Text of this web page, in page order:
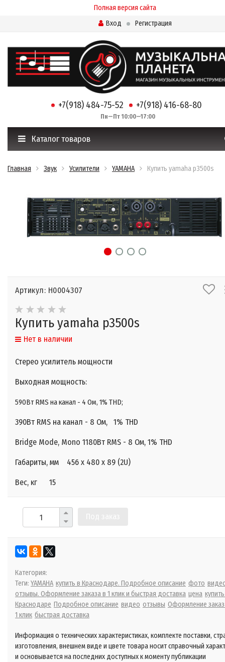
Полная версия сайта
Вход
Регистрация
+7(918) 484-75-52 +7(918) 416-68-80
Пн—Пт 10:00—17:00
Каталог товаров
Главная Звук Усилители YAMAHA Купить yamaha p3500s
Артикул: Н0004307
Купить yamaha p3500s
Нет в наличии
Стерео усилитель мощности
Выходная мощность:
590Вт RMS на канал - 4 Ом, 1% THD;
390Вт RMS на канал - 8 Ом, 1% THD
Bridge Mode, Mono 1180Вт RMS - 8 Ом, 1% THD
Габариты, мм 456 x 480 x 89 (2U)
Вес, кг 15
Категория:
Теги: YAMAHA купить в Краснодаре. Подробное описание фото
отзывы. Оформление заказа в 1 клик и быстрая доставка цена
Краснодаре Подробное описание видео отзывы Оформление
1 клик быстрая доставка
Информация о технических характеристиках, комплекте поставки,
изготовления, внешнем виде и цвете товара носит справочный
и основывается на последних доступных к моменту публикации